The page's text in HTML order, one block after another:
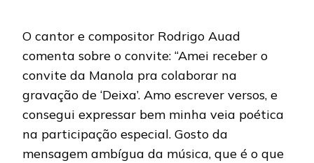
O cantor e compositor Rodrigo Auad
comenta sobre o convite: “Amei receber o
convite da Manola pra colaborar na
gravação de ‘Deixa’. Amo escrever versos, e
consegui expressar bem minha veia poética
na participação especial. Gosto da
mensagem ambígua da música, que é o que